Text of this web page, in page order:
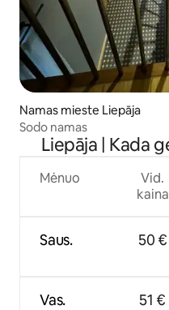
Namas mieste Liepāja
Sodo namas
Liepāja | Kada
Mėnuo
Saus.
Vas.
Vid.
kaina
50 €
51 €